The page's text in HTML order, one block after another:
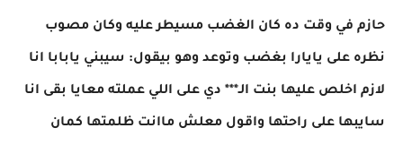
حازم في وقت ده كان الغضب مسيطر عليه وكان مصوب
نظره على يايارا بغضب وتوعد وهو بيقول: سيبني يابابا انا
لازم اخلص عليها بنت الـ*** دي على اللي عملته معايا بقى انا
سايبها على راحتها واقول معلش ماانت ظلمتها كمان